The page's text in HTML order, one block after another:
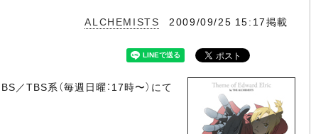
ALCHEMISTS 2009/09/25 15:17掲載
／TBS系（毎週日曜：17時〜）にて